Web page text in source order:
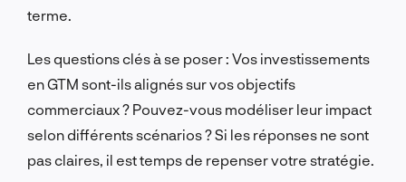
terme.
Les questions clés à se poser : Vos investissements
en GTM sont-ils alignés sur vos objectifs
commerciaux ? Pouvez-vous modéliser leur impact
selon différents scénarios ? Si les réponses ne sont
pas claires, il est temps de repenser votre stratégie.